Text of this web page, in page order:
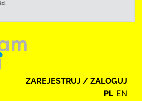
ZAREJESTRUJ / ZALOGUJ
PL EN